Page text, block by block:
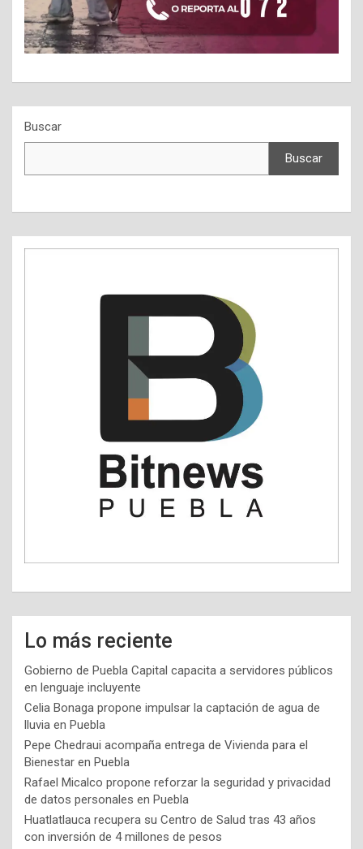
Buscar
Buscar
Lo más reciente
Gobierno de Puebla Capital capacita a servidores públicos
en lenguaje incluyente
Celia Bonaga propone impulsar la captación de agua de
lluvia en Puebla
Pepe Chedraui acompaña entrega de Vivienda para el
Bienestar en Puebla
Rafael Micalco propone reforzar la seguridad y privacidad
de datos personales en Puebla
Huatlatlauca recupera su Centro de Salud tras 43 años
con inversión de 4 millones de pesos